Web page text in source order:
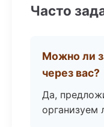
Часто
Можно ли
через вас?
Да,
организуем